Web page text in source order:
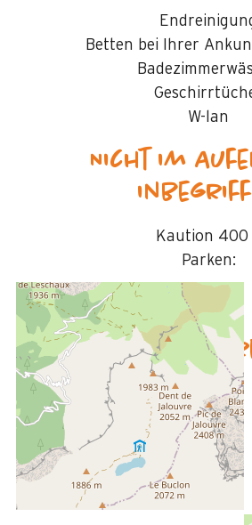
Betten bei Ihrer
W-lan
Nicht im
Kaution 400
Parken:
Verfügbarkeit &